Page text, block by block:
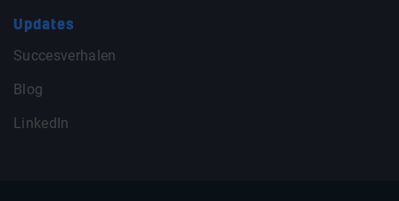
Updates
Succesverhalen
Blog
LinkedIn